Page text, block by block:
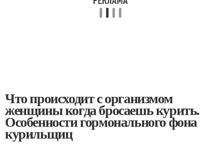
Что происходит с организмом
женщины когда бросаешь курить.
Особенности гормонального фона
курильщиц